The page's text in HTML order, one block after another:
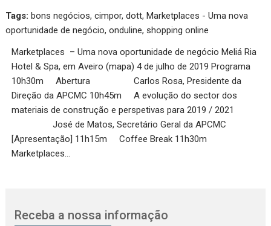
Tags: bons negócios,cimpor,dott,Marketplaces - Uma nova
oportunidade de negócio,onduline,shopping online
Marketplaces – Uma nova oportunidade de negócio Meliá Ria
Hotel & Spa, em Aveiro (mapa) 4 de julho de 2019 Programa
10h30m Abertura Carlos Rosa, Presidente da
Direção da APCMC 10h45m A evolução do sector dos
materiais de construção e perspetivas para 2019 / 2021
José de Matos, Secretário Geral da APCMC
[Apresentação] 11h15m Coffee Break 11h30m
Marketplaces…
Receba a nossa informação